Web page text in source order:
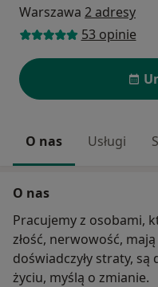
Warszawa 2 adresy
53 opinie
O nas Usługi
O nas
Pracujemy z osobami,
złość, nerwowość,
doświadczyły straty,
życiu, myślą o zmianie.